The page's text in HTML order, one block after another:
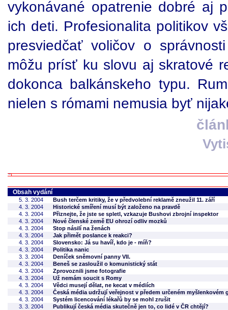
vykonávané opatrenie dobré aj
ich deti. Profesionalita politikov
presviedčať voličov o
môžu prísť ku slovu aj skratové
dokonca balkánskeho typu.
nielen s rómami nemusia byť
Obsah vydání
5. 3. 2004
Bush terčem kritiky, že v předvolební reklamě zneužil 11. září
4. 3. 2004
Historické smíření musí být založeno na pravdě
4. 3. 2004
Přiznejte, že jste se spletl, vzkazuje Bushovi zbrojní inspektor
4. 3. 2004
Nové členské země EU ohrozí odliv mozků
4. 3. 2004
Stop násilí na ženách
4. 3. 2004
Jak přimět poslance k reakci?
4. 3. 2004
Slovensko: Já su havíř, kdo je - míň?
4. 3. 2004
Politika nanic
3. 3. 2004
Deníček sněmovní panny VII.
4. 3. 2004
Beneš se zasloužil o komunistický stát
4. 3. 2004
Zprovoznili jsme fotografie
4. 3. 2004
Už nemám soucit s Romy
4. 3. 2004
Vědci musejí dělat, ne kecat v médiích
4. 3. 2004
Česká média udržují veřejnost v předem určeném myšlenkovém
4. 3. 2004
Systém licencování lékařů by se mohl zrušit
3. 3. 2004
Publikují česká média skutečně jen to, co lidé v ČR chtějí?